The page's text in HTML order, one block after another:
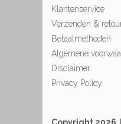
Klantenservice
Verzenden &
Betaalmethoden
Algemene
Disclaimer
Privacy Policy